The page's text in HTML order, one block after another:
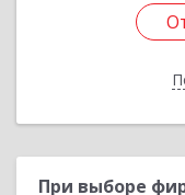
При выборе